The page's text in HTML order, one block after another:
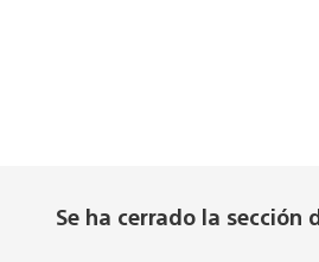
Se ha cerrado la sección